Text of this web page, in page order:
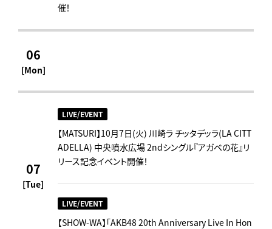
催！
06
[Mon]
07
[Tue]
LIVE/EVENT
【MATSURI】10月7日(火) 川崎ラ チッタデッラ(LA CITT
ADELLA) 中央噴水広場 2ndシングル『アガベの花』リ
リース記念イベント開催！
LIVE/EVENT
【SHOW-WA】「AKB48 20th Anniversary Live In Hon